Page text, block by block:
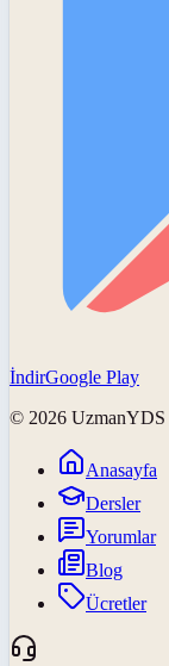
İndirGoogle Play
© 2026 UzmanYDS
Anasayfa
Dersler
Yorumlar
Blog
Ücretler